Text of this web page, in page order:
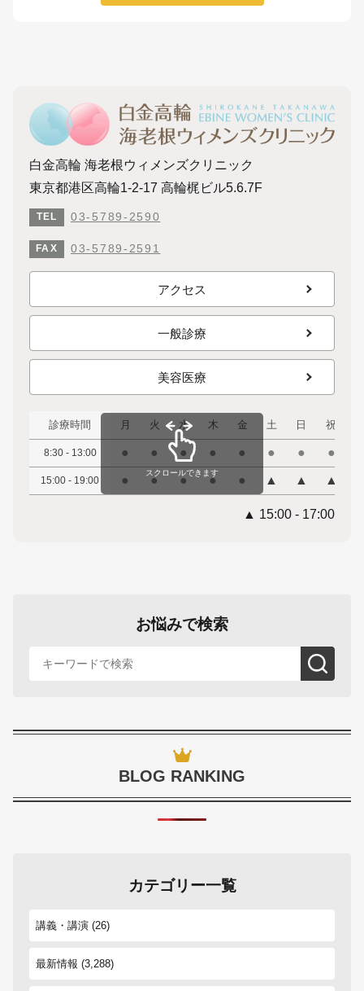
白金高輪 海老根ウィメンズクリニック
東京都港区高輪1-2-17 高輪梶ビル5.6.7F
TEL 03-5789-2590
FAX 03-5789-2591
アクセス
一般診療
美容医療
診療時間 月 火 水 木 金 土 日 祝
8:30 - 13:00 ● ● ● ● ● ● ● ●
15:00 - 19:00 ● ● ● ● ● ▲ ▲ ▲
スクロールできます
▲ 15:00 - 17:00
お悩みで検索
BLOG RANKING
カテゴリー一覧
講義・講演 (26)
最新情報 (3,288)